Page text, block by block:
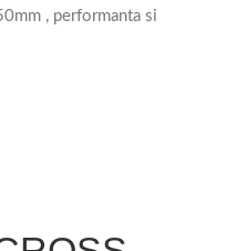
, performanta si